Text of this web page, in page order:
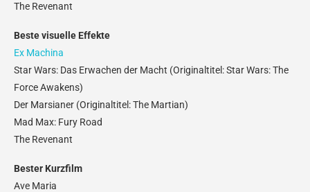
The Revenant
Beste visuelle Effekte
Ex Machina
Star Wars: Das Erwachen der Macht (Originaltitel: Star Wars: The
Force Awakens)
Der Marsianer (Originaltitel: The Martian)
Mad Max: Fury Road
The Revenant
Bester Kurzfilm
Ave Maria